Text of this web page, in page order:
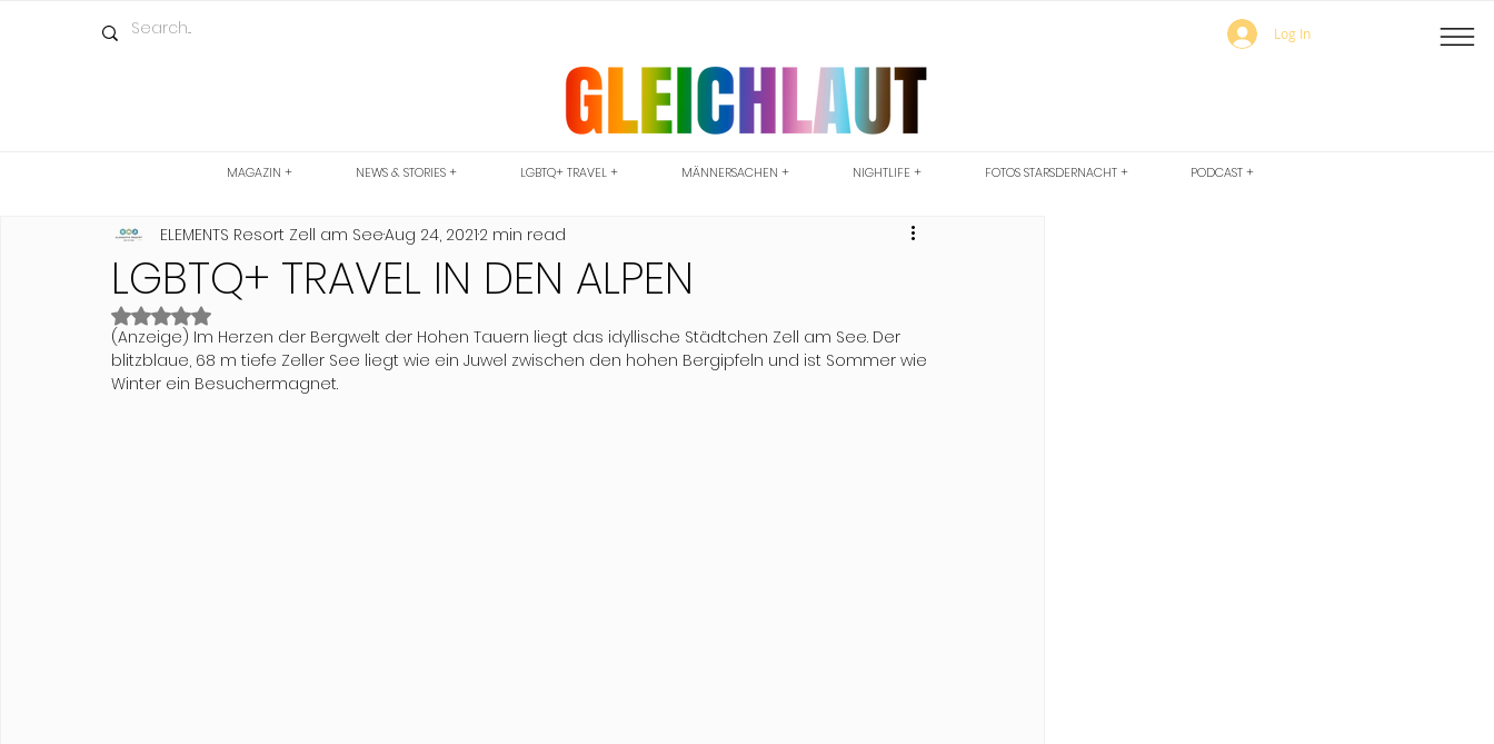
Log In
MAGAZIN + NEWS & STORIES + LGBTQ+ TRAVEL + MÄNNERSACHEN + NIGHTLIFE + FOTOS STARSDERNACHT + PODCAST +
LGBTQ+ TRAVEL IN DEN ALPEN
ELEMENTS Resort Zell am SeeAug 24, 20212 min read
Rated NaN out of 5 stars.
(Anzeige) Im Herzen der Bergwelt der Hohen Tauern liegt das idyllische Städtchen Zell am See. Der
blitzblaue, 68 m tiefe Zeller See liegt wie ein Juwel zwischen den hohen Bergipfeln und ist Sommer wie
Winter ein Besuchermagnet.